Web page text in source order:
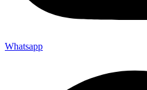
Whatsapp